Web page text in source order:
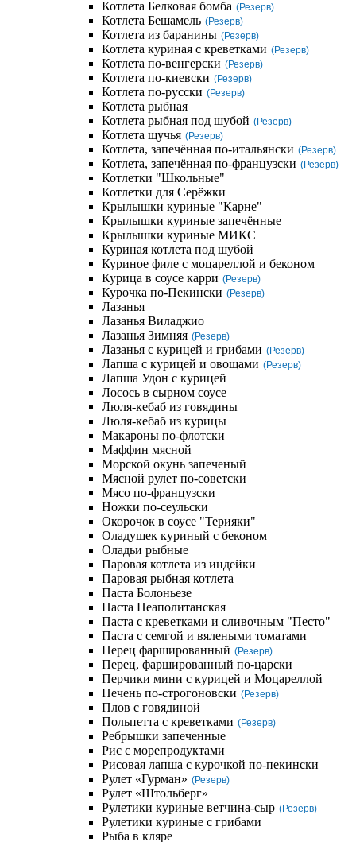
Котлета Белковая бомба (Резерв)
Котлета Бешамель (Резерв)
Котлета из баранины (Резерв)
Котлета куриная с креветками (Резерв)
Котлета по-венгерски (Резерв)
Котлета по-киевски (Резерв)
Котлета по-русски (Резерв)
Котлета рыбная
Котлета рыбная под шубой (Резерв)
Котлета щучья (Резерв)
Котлета, запечённая по-итальянски (Резерв)
Котлета, запечённая по-французски (Резерв)
Котлетки "Школьные"
Котлетки для Серёжки
Крылышки куриные "Карне"
Крылышки куриные запечённые
Крылышки куриные МИКС
Куриная котлета под шубой
Куриное филе с моцареллой и беконом
Курица в соусе карри (Резерв)
Курочка по-Пекински (Резерв)
Лазанья
Лазанья Виладжио
Лазанья Зимняя (Резерв)
Лазанья с курицей и грибами (Резерв)
Лапша с курицей и овощами (Резерв)
Лапша Удон с курицей
Лосось в сырном соусе
Люля-кебаб из говядины
Люля-кебаб из курицы
Макароны по-флотски
Маффин мясной
Морской окунь запеченый
Мясной рулет по-советски
Мясо по-французски
Ножки по-сеульски
Окорочок в соусе "Терияки"
Оладушек куриный с беконом
Оладьи рыбные
Паровая котлета из индейки
Паровая рыбная котлета
Паста Болоньезе
Паста Неаполитанская
Паста с креветками и сливочным "Песто"
Паста с семгой и вялеными томатами
Перец фаршированный (Резерв)
Перец, фаршированный по-царски
Перчики мини с курицей и Моцареллой
Печень по-строгоновски (Резерв)
Плов с говядиной
Польпетта с креветками (Резерв)
Ребрышки запеченные
Рис с морепродуктами
Рисовая лапша с курочкой по-пекински
Рулет «Гурман» (Резерв)
Рулет «Штольберг»
Рулетики куриные ветчина-сыр (Резерв)
Рулетики куриные с грибами
Рыба в кляре